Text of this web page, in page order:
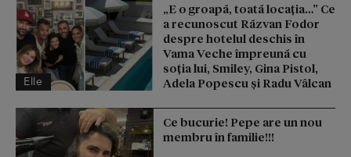
Elle
„E o groapă, toată locația…” Ce
a recunoscut Răzvan Fodor
despre hotelul deschis în
Vama Veche împreună cu
soția lui, Smiley, Gina Pistol,
Adela Popescu și Radu Vâlcan
Ce bucurie! Pepe are un nou
membru în familie!!!